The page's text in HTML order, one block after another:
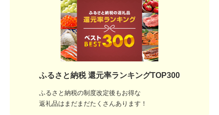
ふるさと納税 還元率ランキングTOP300
ふるさと納税の制度改定後もお得な
返礼品はまだまだたくさんあります！